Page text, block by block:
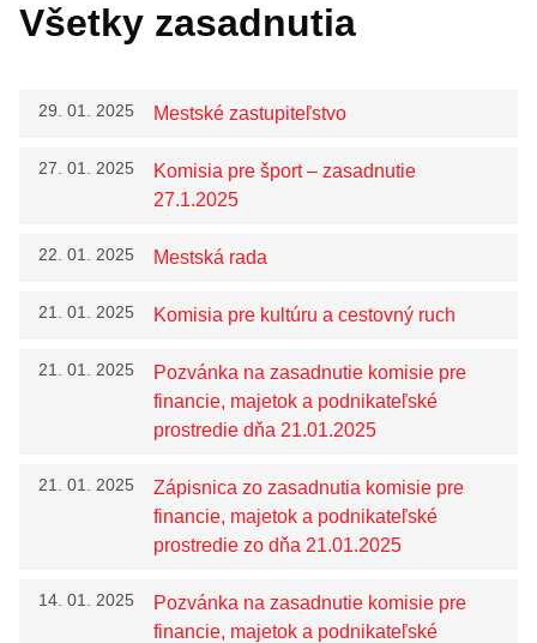
Hlavný kontrolór mesta
Zmluvy nájomné
Dodávateľské faktúry
Verejné obstarávania
Všeobecne záväzné nariadenia
Krízový manažment
Miesto,lehota a spôsob podania opravného
Všetky zasadnutia
29. 01. 2025 Mestské zastupiteľstvo
27. 01. 2025
Komisia pre šport – zasadnutie
27.1.2025
22. 01. 2025 Mestská rada
21. 01. 2025 Komisia pre kultúru a cestovný ruch
21. 01. 2025
Pozvánka na zasadnutie komisie pre
financie, majetok a podnikateľské
prostredie dňa 21.01.2025
21. 01. 2025
Zápisnica zo zasadnutia komisie pre
financie, majetok a podnikateľské
prostredie zo dňa 21.01.2025
14. 01. 2025
Pozvánka na zasadnutie komisie pre
financie, majetok a podnikateľské